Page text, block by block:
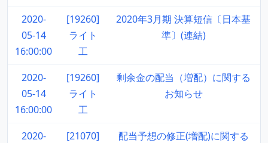
2020-
05-14
16:00:00
[19260]
ライト
工
2020年3月期 決算短信〔日本基
準〕(連結)
2020-
05-14
16:00:00
[19260]
ライト
工
剰余金の配当（増配）に関する
お知らせ
2020-
[21070]
配当予想の修正(増配)に関する